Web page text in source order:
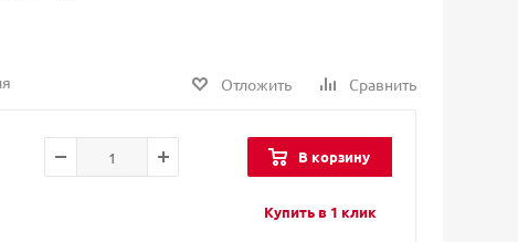
Отложить Сравнить
В корзину
Купить в 1 клик